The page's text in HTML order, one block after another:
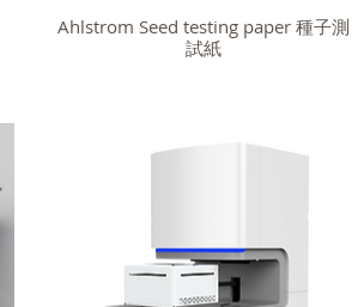
Ahlstrom Seed testing paper 種子測
試紙